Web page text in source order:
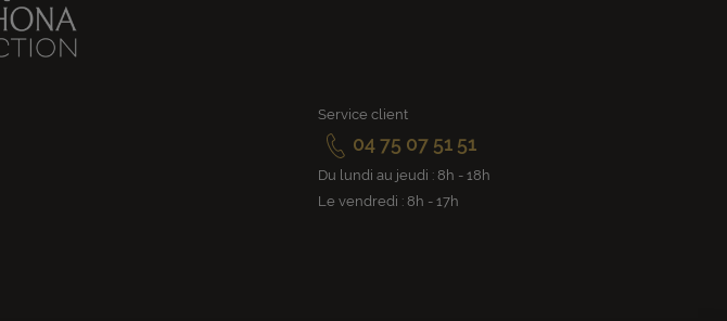
Service client
04 75 07 51 51
Du lundi au jeudi : 8h - 18h
Le vendredi : 8h - 17h